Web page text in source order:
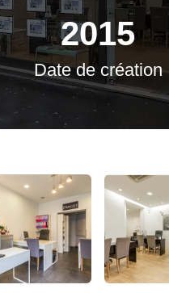
2015
Date de création